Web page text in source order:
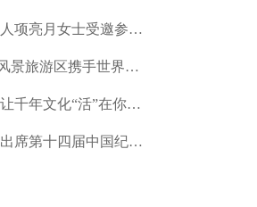
北京亮月影视创始人项亮月女士受邀参加东北大学
AAAAA金华双龙风景旅游区携手世界旅游小姐，共绘
数字敦煌新体验：让千年文化“活”在你我之间
出品人项亮月受邀出席第十四届中国纪录片学院奖